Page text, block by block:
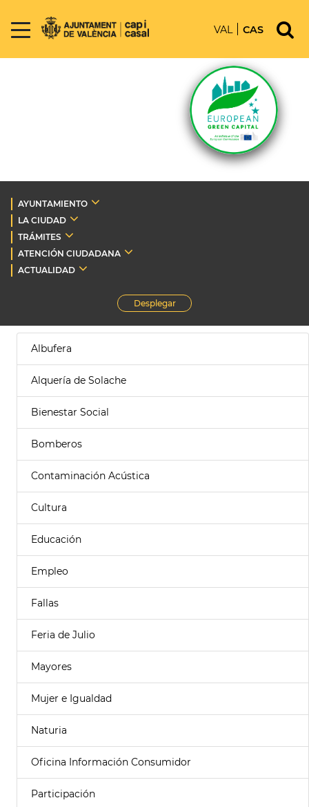
VAL CAS
AYUNTAMIENTO
LA CIUDAD
TRÁMITES
ATENCIÓN CIUDADANA
ACTUALIDAD
Desplegar
Albufera
Alquería de Solache
Bienestar Social
Bomberos
Contaminación Acústica
Cultura
Educación
Empleo
Fallas
Feria de Julio
Mayores
Mujer e Igualdad
Naturia
Oficina Información Consumidor
Participación